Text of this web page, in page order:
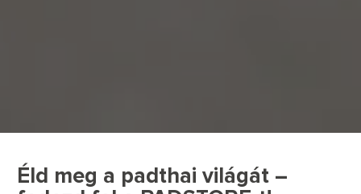
Éld meg a padthai világát –